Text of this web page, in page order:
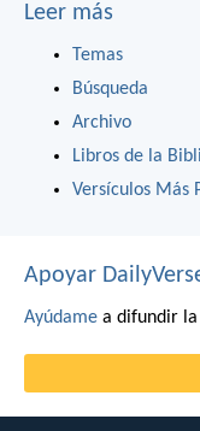
Leer más
Temas
Búsqueda
Archivo
Libros de la
Versículos Más
Apoyar
Ayúdame a difundir la